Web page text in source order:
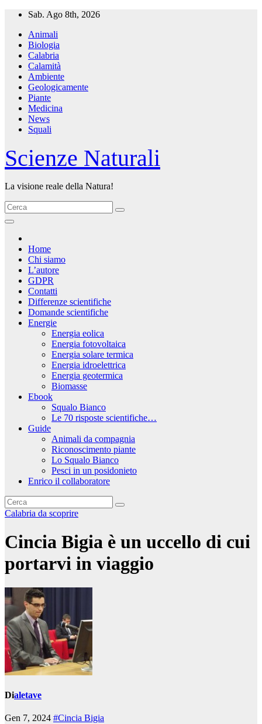
Salta
contenuto
Sab. Ago 8th, 2026
Animali
Biologia
Calabria
Calamità
Ambiente
Geologicamente
Piante
Medicina
News
Squali
Scienze Naturali
La visione reale della Natura!
Home
Chi siamo
L’autore
GDPR
Contatti
Differenze scientifiche
Domande scientifiche
Energie
Energia eolica
Energia fotovoltaica
Energia solare termica
Energia idroelettrica
Energia geotermica
Biomasse
Ebook
Squalo Bianco
Le 70 risposte scientifiche…
Guide
Animali da compagnia
Riconoscimento piante
Lo Squalo Bianco
Pesci in un posidonieto
Enrico il collaboratore
Calabria da scoprire
Cincia Bigia è un uccello di cui
portarvi in viaggio
Dialetave
Gen 7, 2024 #Cincia Bigia